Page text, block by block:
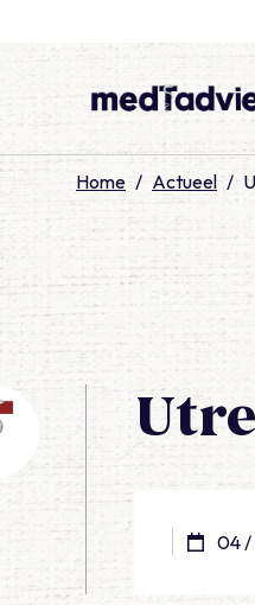
Home / Actueel /
04 /